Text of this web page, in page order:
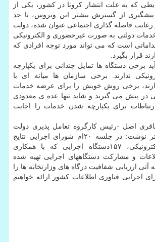
که به علت انتشار کرونا در کشور، یکی از
از گسترش بیشتر این ویروس، تا حد
فاصله گذاری اجتماعی عنوان شده، دولت
دولتی به صورت غیرحضوری و الکترونیکی
است که می تواند مورد توجه افرادی که
قرار بگیرد.
برخی دستگاه ها تمایل چندانی برای یکپارچه
ندارند. برخی سازمان ها میانه ای با
برخی روش خویش را برای عرضه خدمات
در پیش می گیرند و شاید تنها عده ی معدودی
برای یکپارچه شدن خدمات را اجابت
اصل -رئیس کارگروه تعامل پذیری دولت
الکترونیکی- در توییتر نوشت: در جلسه ۲۰ام شورای اجرایی نتایج
ارزیابی خدمات الکترونیکی، ۱۵۷دستگاه اجرایی که با همکاری
و مشارکت دستگاههای اجرایی تهیه شده
آتی ارزیابی شفافیت درگاه های وزارتخانه ها را
۲۰ام شورای اجرایی فناوری اطلاعات کشور ارائه خواهیم